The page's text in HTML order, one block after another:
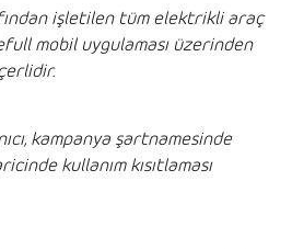
işletilen tüm elektrikli araç
mobil uygulaması üzerinden
kampanya şartnamesinde
kullanım kısıtlaması